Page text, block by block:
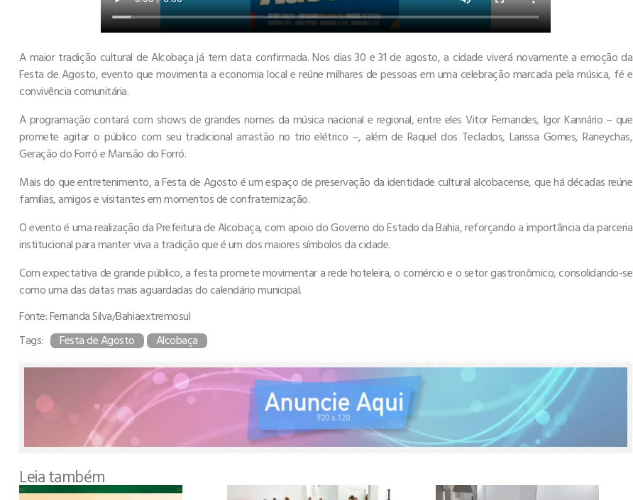
A maior tradição cultural de Alcobaça já tem data confirmada. Nos dias 30 e 31 de agosto, a cidade viverá novamente a emoção da
Festa de Agosto, evento que movimenta a economia local e reúne milhares de pessoas em uma celebração marcada pela música, fé e
convivência comunitária.
A programação contará com shows de grandes nomes da música nacional e regional, entre eles Vitor Fernandes, Igor Kannário – que
promete agitar o público com seu tradicional arrastão no trio elétrico –, além de Raquel dos Teclados, Larissa Gomes, Raneychas,
Geração do Forró e Mansão do Forró.
Mais do que entretenimento, a Festa de Agosto é um espaço de preservação da identidade cultural alcobacense, que há décadas reúne
famílias, amigos e visitantes em momentos de confraternização.
O evento é uma realização da Prefeitura de Alcobaça, com apoio do Governo do Estado da Bahia, reforçando a importância da parceria
institucional para manter viva a tradição que é um dos maiores símbolos da cidade.
Com expectativa de grande público, a festa promete movimentar a rede hoteleira, o comércio e o setor gastronômico, consolidando-se
como uma das datas mais aguardadas do calendário municipal.
Fonte: Fernanda Silva/Bahiaextremosul
Tags:
Festa de Agosto Alcobaça
Leia também